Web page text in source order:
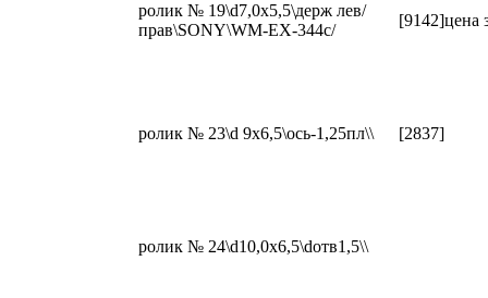
ролик № 19\d7,0x5,5\держ лев/
прав\SONY\WM-EX-344с/
[9142]цена
ролик № 23\d 9x6,5\ось-1,25пл\\ [2837]
ролик № 24\d10,0x6,5\dотв1,5\\